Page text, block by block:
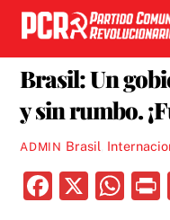
Skip
content
Brasil: Un
y sin rumbo.
ADMIN Brasil
F
X
W